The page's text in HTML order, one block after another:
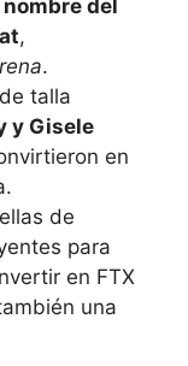
del
,
.
talla
y Gisele
en
de
para
en FTX
una